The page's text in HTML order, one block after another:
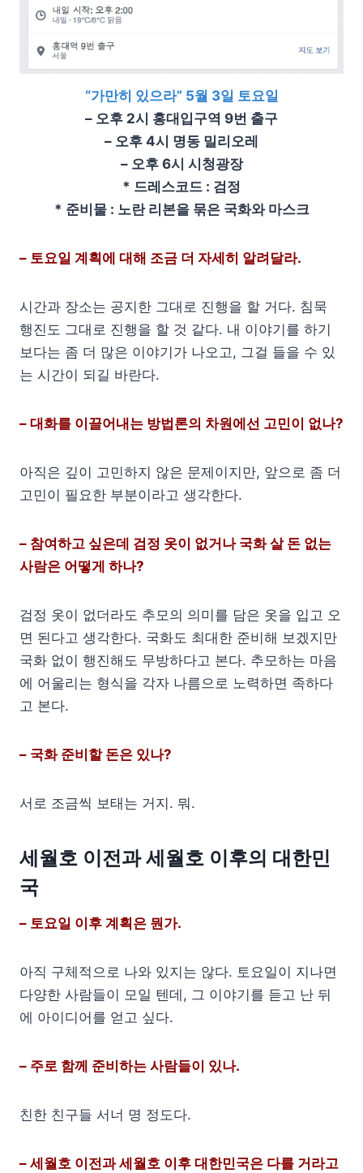
“가만히 있으라” 5월 3일 토요일
– 오후 2시 홍대입구역 9번 출구
– 오후 4시 명동 밀리오레
– 오후 6시 시청광장
* 드레스코드 : 검정
* 준비물 : 노란 리본을 묶은 국화와 마스크
– 토요일 계획에 대해 조금 더 자세히 알려달라.
시간과 장소는 공지한 그대로 진행을 할 거다. 침묵
행진도 그대로 진행을 할 것 같다. 내 이야기를 하기
보다는 좀 더 많은 이야기가 나오고, 그걸 들을 수 있
는 시간이 되길 바란다.
– 대화를 이끌어내는 방법론의 차원에선 고민이 없나?
아직은 깊이 고민하지 않은 문제이지만, 앞으로 좀 더
고민이 필요한 부분이라고 생각한다.
– 참여하고 싶은데 검정 옷이 없거나 국화 살 돈 없는
사람은 어떻게 하나?
검정 옷이 없더라도 추모의 의미를 담은 옷을 입고 오
면 된다고 생각한다. 국화도 최대한 준비해 보겠지만
국화 없이 행진해도 무방하다고 본다. 추모하는 마음
에 어울리는 형식을 각자 나름으로 노력하면 족하다
고 본다.
– 국화 준비할 돈은 있나?
서로 조금씩 보태는 거지. 뭐.
세월호 이전과 세월호 이후의 대한민
국
– 토요일 이후 계획은 뭔가.
아직 구체적으로 나와 있지는 않다. 토요일이 지나면
다양한 사람들이 모일 텐데, 그 이야기를 듣고 난 뒤
에 아이디어를 얻고 싶다.
– 주로 함께 준비하는 사람들이 있나.
친한 친구들 서너 명 정도다.
– 세월호 이전과 세월호 이후 대한민국은 다를 거라고